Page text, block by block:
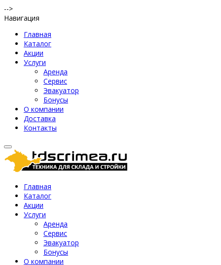
-->
Навигация
Главная
Каталог
Акции
Услуги
Аренда
Сервис
Эвакуатор
Бонусы
О компании
Доставка
Контакты
Главная
Каталог
Акции
Услуги
Аренда
Сервис
Эвакуатор
Бонусы
О компании